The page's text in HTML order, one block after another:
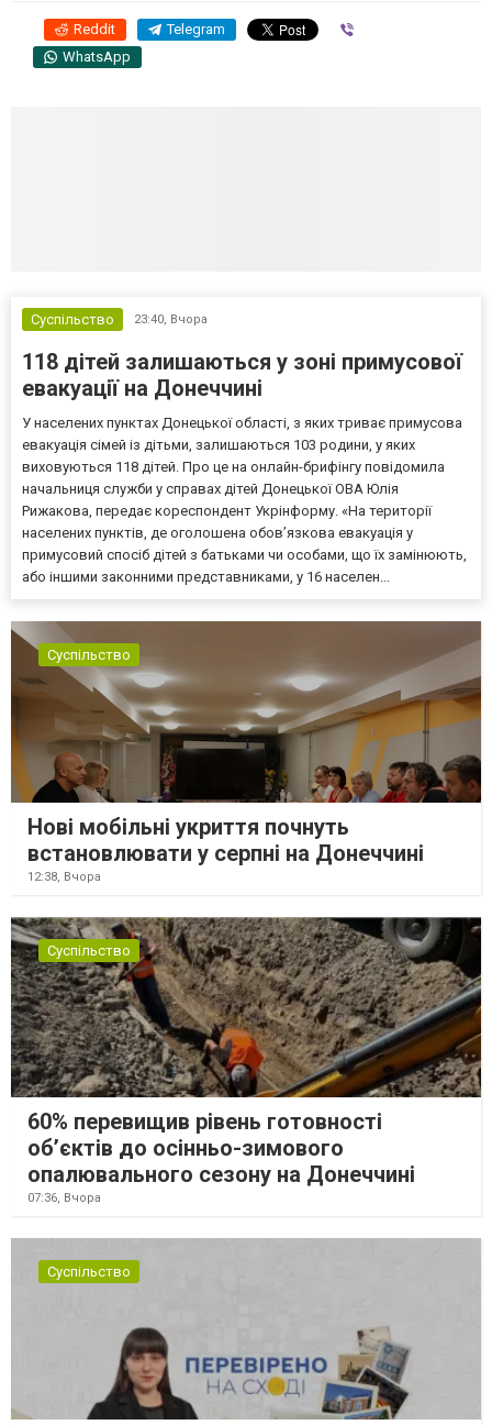
Reddit Telegram
WhatsApp
Суспільство 23:40, Вчора
118 дітей залишаються у зоні примусової
евакуації на Донеччині
У населених пунктах Донецької області, з яких триває примусова
евакуація сімей із дітьми, залишаються 103 родини, у яких
виховуються 118 дітей. Про це на онлайн-брифінгу повідомила
начальниця служби у справах дітей Донецької ОВА Юлія
Рижакова, передає кореспондент Укрінформу. «На території
населених пунктів, де оголошена обов’язкова евакуація у
примусовий спосіб дітей з батьками чи особами, що їх замінюють,
або іншими законними представниками, у 16 населен...
Суспільство
Нові мобільні укриття почнуть
встановлювати у серпні на Донеччині
12:38, Вчора
Суспільство
60% перевищив рівень готовності
об’єктів до осінньо-зимового
опалювального сезону на Донеччині
07:36, Вчора
Суспільство